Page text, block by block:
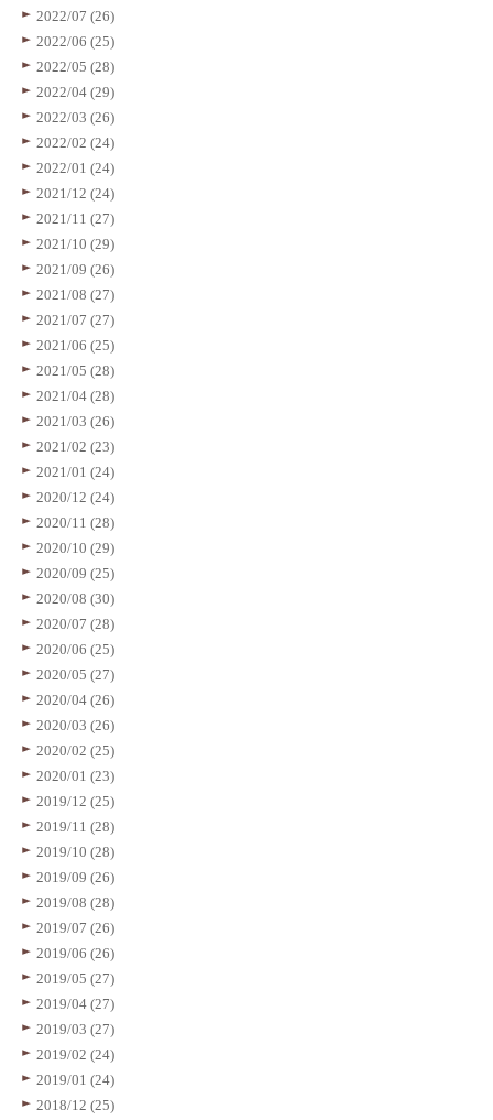
2022/07 (26)
2022/06 (25)
2022/05 (28)
2022/04 (29)
2022/03 (26)
2022/02 (24)
2022/01 (24)
2021/12 (24)
2021/11 (27)
2021/10 (29)
2021/09 (26)
2021/08 (27)
2021/07 (27)
2021/06 (25)
2021/05 (28)
2021/04 (28)
2021/03 (26)
2021/02 (23)
2021/01 (24)
2020/12 (24)
2020/11 (28)
2020/10 (29)
2020/09 (25)
2020/08 (30)
2020/07 (28)
2020/06 (25)
2020/05 (27)
2020/04 (26)
2020/03 (26)
2020/02 (25)
2020/01 (23)
2019/12 (25)
2019/11 (28)
2019/10 (28)
2019/09 (26)
2019/08 (28)
2019/07 (26)
2019/06 (26)
2019/05 (27)
2019/04 (27)
2019/03 (27)
2019/02 (24)
2019/01 (24)
2018/12 (25)